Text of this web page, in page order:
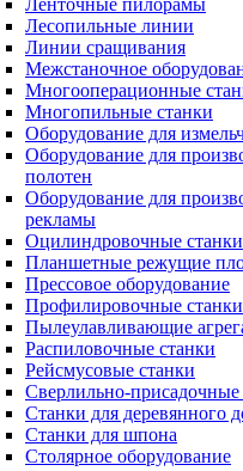
Ленточные пилорамы
Лесопильные линии
Линии сращивания
Межстаночное
Многооперационные
Многопильные станки
Оборудование для
Оборудование для
полотен
Оборудование для
рекламы
Оцилиндровочные станки
Планшетные режущие
Прессовое оборудование
Профилировочные станки
Пылеулавливающие
Распиловочные станки
Рейсмусовые станки
Сверлильно-присадочные
Станки для деревянного
Станки для шпона
Столярное оборудование